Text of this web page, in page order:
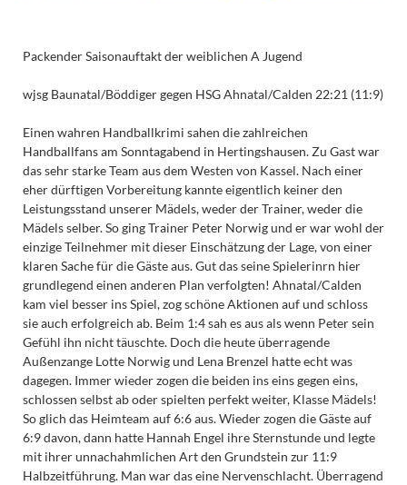
Packender Saisonauftakt der weiblichen A Jugend
wjsg Baunatal/Böddiger gegen HSG Ahnatal/Calden 22:21 (11:9)
Einen wahren Handballkrimi sahen die zahlreichen
Handballfans am Sonntagabend in Hertingshausen. Zu Gast war
das sehr starke Team aus dem Westen von Kassel. Nach einer
eher dürftigen Vorbereitung kannte eigentlich keiner den
Leistungsstand unserer Mädels, weder der Trainer, weder die
Mädels selber. So ging Trainer Peter Norwig und er war wohl der
einzige Teilnehmer mit dieser Einschätzung der Lage, von einer
klaren Sache für die Gäste aus. Gut das seine Spielerinrn hier
grundlegend einen anderen Plan verfolgten! Ahnatal/Calden
kam viel besser ins Spiel, zog schöne Aktionen auf und schloss
sie auch erfolgreich ab. Beim 1:4 sah es aus als wenn Peter sein
Gefühl ihn nicht täuschte. Doch die heute überragende
Außenzange Lotte Norwig und Lena Brenzel hatte echt was
dagegen. Immer wieder zogen die beiden ins eins gegen eins,
schlossen selbst ab oder spielten perfekt weiter, Klasse Mädels!
So glich das Heimteam auf 6:6 aus. Wieder zogen die Gäste auf
6:9 davon, dann hatte Hannah Engel ihre Sternstunde und legte
mit ihrer unnachahmlichen Art den Grundstein zur 11:9
Halbzeitführung. Man war das eine Nervenschlacht. Überragend